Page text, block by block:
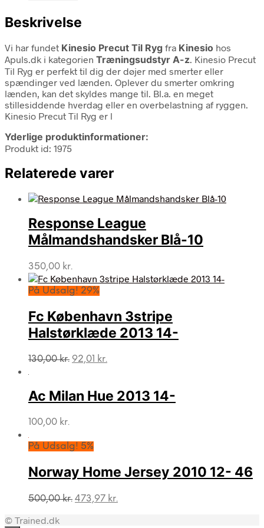
Beskrivelse
Vi har fundet Kinesio Precut Til Ryg fra Kinesio hos
Apuls.dk i kategorien Træningsudstyr A-z. Kinesio Precut
Til Ryg er perfekt til dig der døjer med smerter eller
spændinger ved lænden. Oplever du smerter omkring
lænden, kan det skyldes mange til. Bl.a. en meget
stillesiddende hverdag eller en overbelastning af ryggen.
Kinesio Precut Til Ryg er l
Yderlige produktinformationer:
Produkt id: 1975
Relaterede varer
Response League
Målmandshandsker Blå-10
350,00 kr.
På Udsalg! 29%
Fc København 3stripe
Halstørklæde 2013 14-
130,00kr. Den
var:
130,00 kr..
92,01 kr.
er:
92,01 kr..
Ac Milan Hue 2013 14-
100,00 kr.
På Udsalg! 5%
Norway Home Jersey 2010 12- 46
500,00kr. Den
473,97 kr.
© Trained.dk